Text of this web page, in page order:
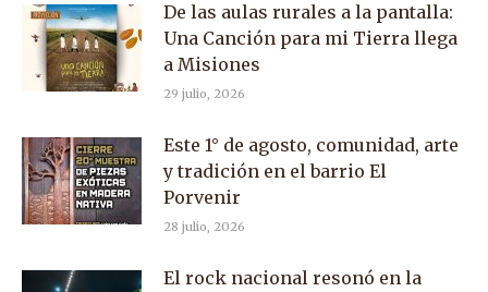
De las aulas rurales a la pantalla:
Una Canción para mi Tierra llega
a Misiones
29 julio, 2026
Este 1° de agosto, comunidad, arte
y tradición en el barrio El
Porvenir
28 julio, 2026
El rock nacional resonó en la